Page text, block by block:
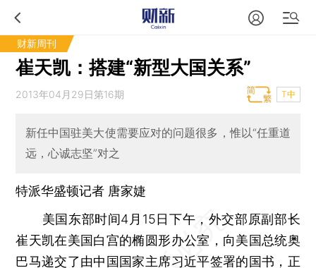
财新周刊
崔天凯：搭建“新型大国关系”
2013年04月29日第16期 T中
新任中国驻美大使需要应对的问题很多，惟以“任重道
远，心诚志坚”对之
特派华盛顿记者 唐家婕
美国东部时间4月15日下午，外交部原副部长
崔天凯在美国白宫的椭圆形办公室，向美国总统奥
巴马递交了由中国国家主席习近平签署的国书，正